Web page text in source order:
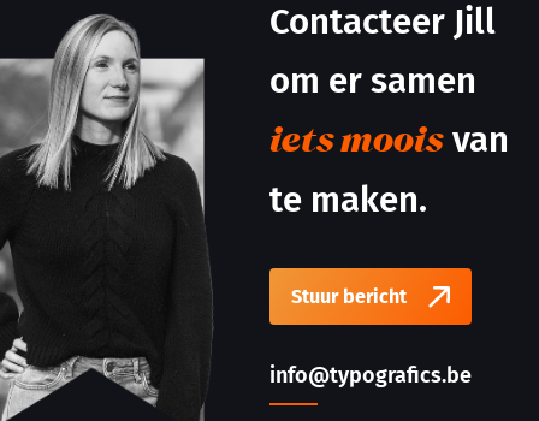
Contacteer Jill
om er samen
iets moois van
te maken.
Stuur bericht
info@typografics.be